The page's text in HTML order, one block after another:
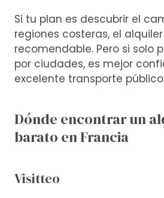
Si tu plan es descubrir el
regiones costeras, el
recomendable. Pero si solo
por ciudades, es mejor
excelente transporte
Dónde encontrar un
barato en Francia
Visitteo